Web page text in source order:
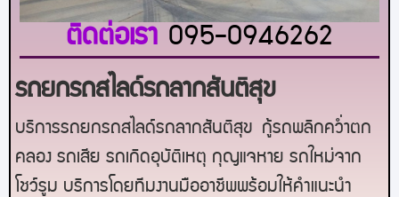
ติดต่อเรา 095-0946262
รถยกรถสไลด์รถลากสันติสุข
บริการรถยกรถสไลด์รถลากสันติสุข กู้รถพลิกคว่ำตก
คลอง รถเสีย รถเกิดอุบัติเหตุ กุญแจหาย รถใหม่จาก
โชว์รูม บริการโดยทีมงานมืออาชีพพร้อมให้คำแนะนำ